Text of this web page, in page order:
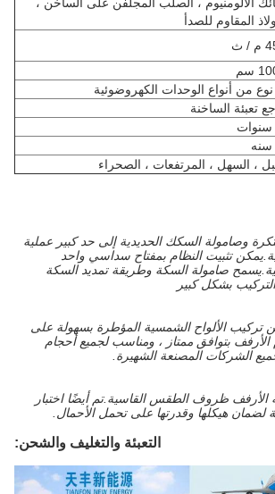
المقاوم للصدأ
من أنواع الوحدات الكهروضوئية
تعبئة الساخنة
، السهل ، المرتفعات ، الصحراء
وصامولة السكك الحديدية إلى حد كبير عملية
تثبيت النظام بمفتاح سداسي واحد
صامولة السكة وطريقة تمديد السكة
بشكل كبير
تركيب الألواح الشمسية المؤطرة بسهولة على
بتوافق ممتاز ، ومناسب لجميع أحجام
الشركات المصنعة الشهيرة.
ظروف الطقس القاسية.تم أيضًا اختبار
لضمان هيكلها وقدرتها على تحمل الأحمال.
التعبئة والتغليف والشحن: